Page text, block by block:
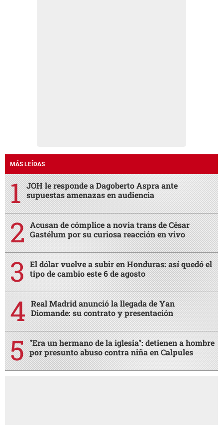
MÁS LEÍDAS
JOH le responde a Dagoberto Aspra ante
supuestas amenazas en audiencia
Acusan de cómplice a novia trans de César
Gastélum por su curiosa reacción en vivo
El dólar vuelve a subir en Honduras: así quedó el
tipo de cambio este 6 de agosto
Real Madrid anunció la llegada de Yan
Diomande: su contrato y presentación
"Era un hermano de la iglesia": detienen a hombre
por presunto abuso contra niña en Calpules